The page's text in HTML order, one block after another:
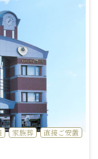
家族葬 直接ご安置